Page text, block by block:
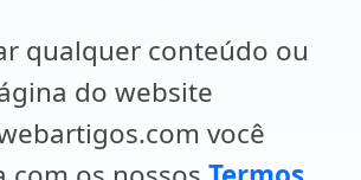
qualquer conteúdo ou
do website
você